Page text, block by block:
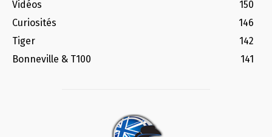
Vidéos
150
Curiosités
146
Tiger
142
Bonneville & T100
141